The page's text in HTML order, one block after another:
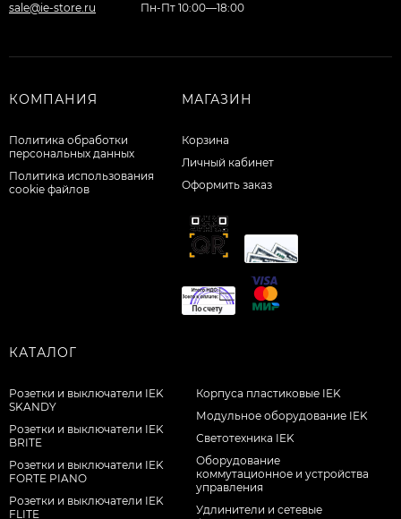
sale@ie-store.ru Пн-Пт 10:00—18:00
КОМПАНИЯ
Политика обработки
персональных данных
Политика использования
cookie файлов
МАГАЗИН
Корзина
Личный кабинет
Оформить заказ
КАТАЛОГ
Розетки и выключатели IEK
SKANDY
Розетки и выключатели IEK
BRITE
Розетки и выключатели IEK
FORTE PIANO
Розетки и выключатели IEK
FLITE
Корпуса пластиковые IEK
Модульное оборудование IEK
Светотехника IEK
Оборудование
коммутационное и устройства
управления
Удлинители и сетевые